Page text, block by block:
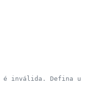
é inválida. Defina